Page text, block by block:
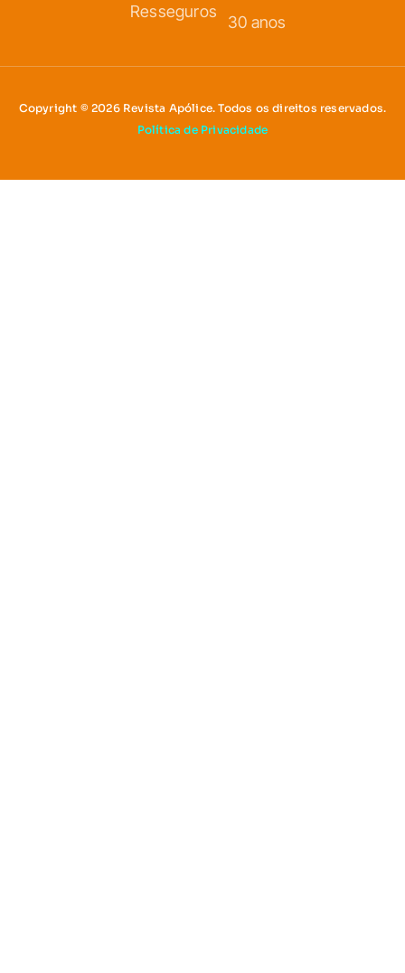
Resseguros
30 anos
Copyright © 2026 Revista Apólice. Todos os direitos reservados.
Política de Privacidade